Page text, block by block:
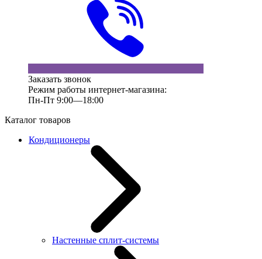
Заказать звонок
Режим работы интернет-магазина:
Пн-Пт 9:00—18:00
Каталог товаров
Кондиционеры
Настенные сплит-системы